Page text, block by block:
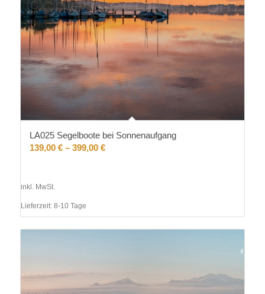
LA025 Segelboote bei Sonnenaufgang
139,00 €– 399,00 €
inkl. MwSt.
Lieferzeit: 8-10 Tage